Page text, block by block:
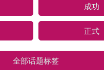
成功
正式
全部话题标签